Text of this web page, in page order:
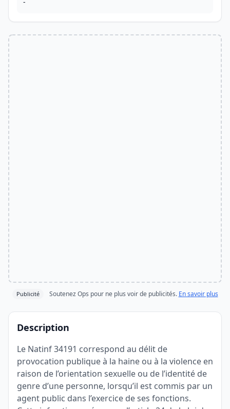
Publicité Soutenez Ops pour ne plus voir de publicités. En savoir plus
Description
Le Natinf 34191 correspond au délit de
provocation publique à la haine ou à la violence en
raison de l’orientation sexuelle ou de l’identité de
genre d’une personne, lorsqu’il est commis par un
agent public dans l’exercice de ses fonctions.